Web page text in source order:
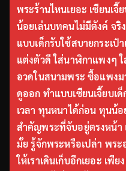
พระร้านไหนเยอะ เซียนเ
น้อยเล่นบทคนไม่มีตังค์ จริ
แบบเด็กรับใช้สบายกระเป๋
แต่งตัวดี ใส่นาฬิกาแพงๆ
อวดในสนามพระ ซื้อแพง
ดูออก ทำแบบเซียนเจี๊ยบเ
เวลา ทุนหนาได้ก่อน ทุนน้อ
สำคัญพระที่จับอยู่ตรงหน้า
มั้ย รู้จักพระหรือเปล่า พร
ให้เราเดินเก็บอีกเยอะ เพี